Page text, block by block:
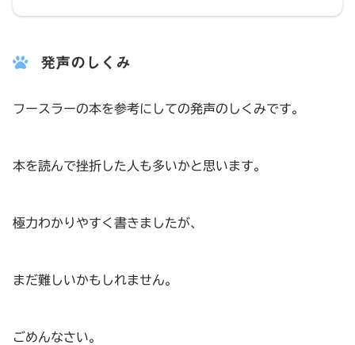
発声のしくみ
フースラーの本を参考にしての発声のしくみです。
本を読んで挫折した人も多いかと思います。
極力わかりやすく書きましたが、
まだ難しいかもしれません。
ごめんなさい。